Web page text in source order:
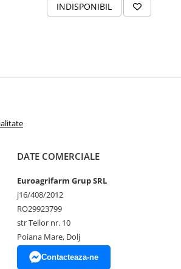
INDISPONIBIL
DATE COMERCIALE
Euroagrifarm Grup SRL
j16/408/2012
RO29923799
str Teilor nr. 10
Poiana Mare, Dolj
Contacteaza-ne